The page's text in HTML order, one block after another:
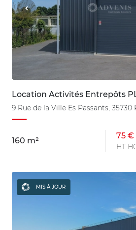
Location Activités Entrepôts
9 Rue de la Ville Es Passants, 35730
160 m²
75 €
HT
MIS À JOUR